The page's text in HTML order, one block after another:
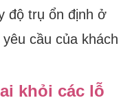
độ trụ ổn định ở
cầu của khách
khỏi các lỗ